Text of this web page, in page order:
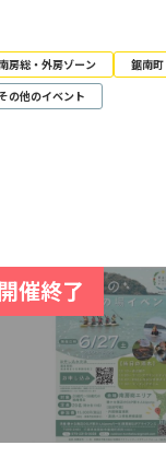
南房総・外房ゾーン
鋸南町
の他のイベント